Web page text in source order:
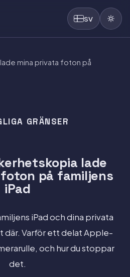
SV
mina privata foton på
GRÄNSER
lade
på familjens
iPad
iPad och dina privata
där. Varför ett delat Apple-
och hur du stoppar
det.